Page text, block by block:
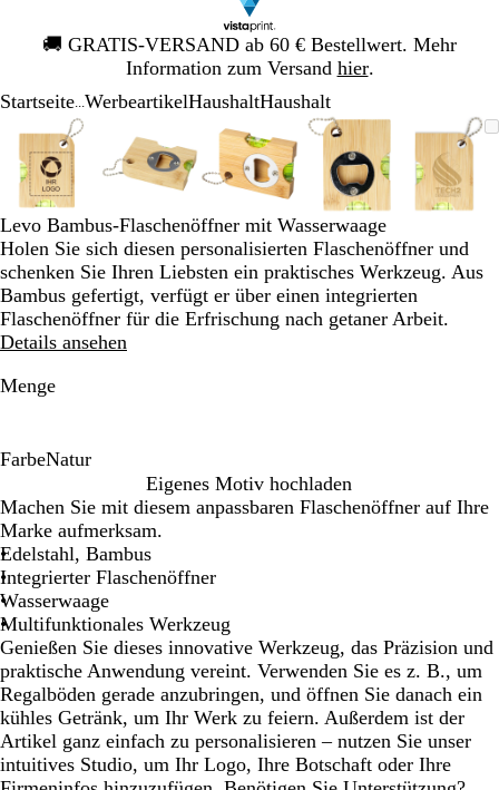
🚚 GRATIS-VERSAND ab 60 € Bestellwert. Mehr
Information zum Versand hier.
Galeriebild
1
Startseite WerbeartikelHaushaltHaushalt
Vergrößer-/verkleinerbares
Bild
Zoom
auf
Minimum
Klicken
zum
Vergrößern
Verwenden
Sie
die
Tasten
+
und
-
zum
Zoomen
und
die
Pfeiltasten
Vergrößer-/verkleinerbares
Bild
auf
Minimum
zum
Vergrößern
Verwenden
Sie
die
Tasten
+
und
-
zum
Zoomen
Vergrößer-/verkleinerbares
Bild
auf
Minimum
Klicken
zum
Vergrößern
Verwenden
Sie
die
Tasten
+
und
-
zum
Zoomen
und
Vergrößer-/
Bild
Zoom
auf
Minimum
Klicken
zum
Vergrößern
Verwenden
Sie
die
Tasten
+
und
-
zum
Zoomen
Bild
Zoom
auf
zum
Sie
die
Tasten
+
und
Galeriebild
von
Levo Bambus-Flaschenöffner mit Wasserwaage
Holen Sie sich diesen personalisierten Flaschenöffner und
schenken Sie Ihren Liebsten ein praktisches Werkzeug. Aus
Bambus gefertigt, verfügt er über einen integrierten
Flaschenöffner für die Erfrischung nach getaner Arbeit.
Details ansehen
Menge
FarbeNatur
a
t
u
r
Eigenes Motiv hochladen
Machen Sie mit diesem anpassbaren Flaschenöffner auf Ihre
Marke aufmerksam.
Edelstahl, Bambus
Integrierter Flaschenöffner
Wasserwaage
Multifunktionales Werkzeug
Genießen Sie dieses innovative Werkzeug, das Präzision und
praktische Anwendung vereint. Verwenden Sie es z. B., um
Regalböden gerade anzubringen, und öffnen Sie danach ein
kühles Getränk, um Ihr Werk zu feiern. Außerdem ist der
Artikel ganz einfach zu personalisieren – nutzen Sie unser
intuitives Studio, um Ihr Logo, Ihre Botschaft oder Ihre